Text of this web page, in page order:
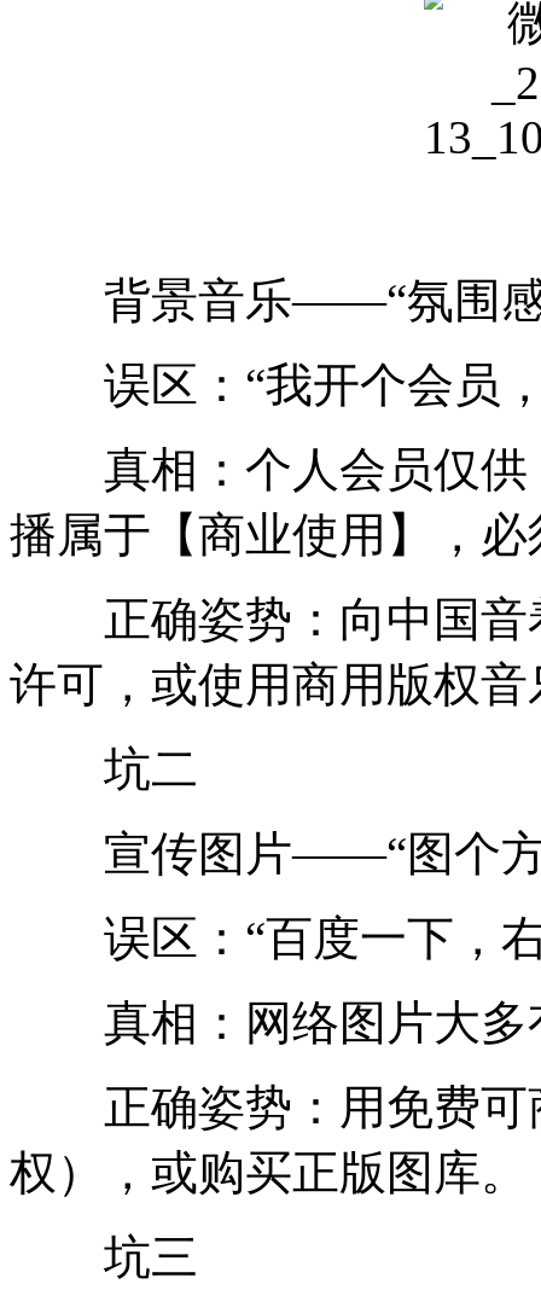
背景音乐——“氛围感
误区：“我开个会员，
真相：个人会员仅供
播属于【商业使用】，
正确姿势：向中国音
许可，或使用商用版权
坑二
宣传图片——“图个方
误区：“百度一下，右
真相：网络图片大多
正确姿势：用免费可
权），或购买正版图库。
坑三